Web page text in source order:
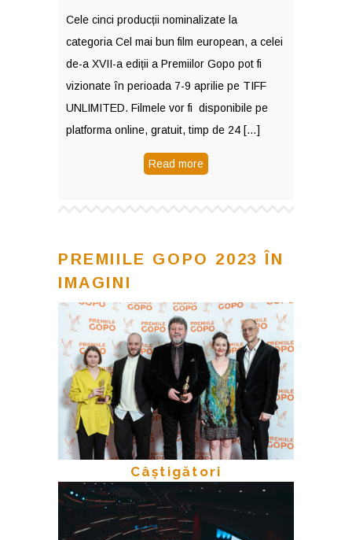
Cele cinci producții nominalizate la
categoria Cel mai bun film european, a celei
de-a XVII-a ediții a Premiilor Gopo pot fi
vizionate în perioada 7-9 aprilie pe TIFF
UNLIMITED. Filmele vor fi disponibile pe
platforma online, gratuit, timp de 24 […]
Read more
PREMIILE GOPO 2023 ÎN
IMAGINI
Câștigători